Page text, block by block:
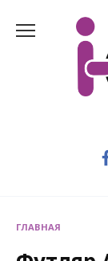
содержанию
ГЛАВНАЯ